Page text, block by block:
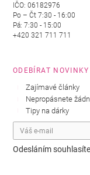
IČO: 06182976
Po – Čt 7:30 - 16:00
Pá: 7:30 - 15:00
+420 321 711 711
ODEBÍRAT NOVINKY
Zajímavé články
Nepropásnete
Tipy na dárky
Odesláním